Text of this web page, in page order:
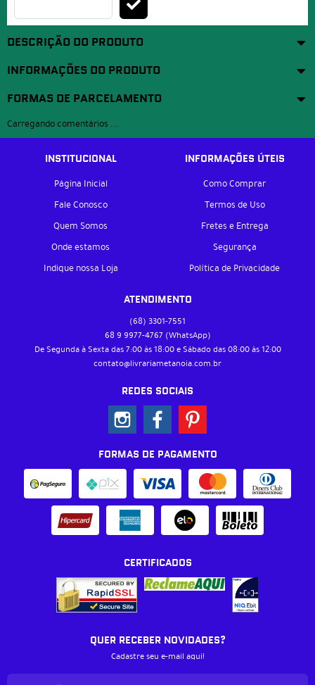
DESCRIÇÃO DO PRODUTO
INFORMAÇÕES DO PRODUTO
FORMAS DE PARCELAMENTO
Carregando comentários ...
INSTITUCIONAL
Página Inicial
Fale Conosco
Quem Somos
Onde estamos
Indique nossa Loja
INFORMAÇÕES ÚTEIS
Como Comprar
Termos de Uso
Fretes e Entrega
Segurança
Política de Privacidade
ATENDIMENTO
(68) 3301-7551
68 9 9977-4767 (WhatsApp)
De Segunda à Sexta das 7:00 às 18:00 e Sábado das 08:00 às 12:00
contato@livrariametanoia.com.br
REDES SOCIAIS
FORMAS DE PAGAMENTO
CERTIFICADOS
QUER RECEBER NOVIDADES?
Cadastre seu e-mail aqui!